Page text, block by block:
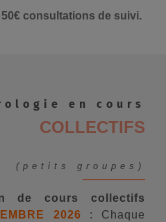
consultations de suivi.
en cours
COLLECTIFS
(petits groupes)
de cours collectifs
2026 : Chaque